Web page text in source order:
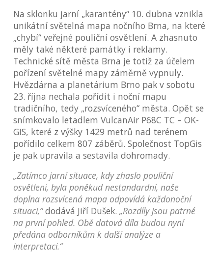
Na sklonku jarní „karantény“ 10. dubna vznikla
unikátní světelná mapa nočního Brna, na které
„chybí“ veřejné pouliční osvětlení. A zhasnuto
měly také některé památky i reklamy.
Technické sítě města Brna je totiž za účelem
pořízení světelné mapy záměrně vypnuly.
Hvězdárna a planetárium Brno pak v sobotu
23. října nechala pořídit i noční mapu
tradičního, tedy „rozsvíceného“ města. Opět se
snímkovalo letadlem VulcanAir P68C TC – OK-
GIS, které z výšky 1429 metrů nad terénem
pořídilo celkem 807 záběrů. Společnost TopGis
je pak upravila a sestavila dohromady.
„Zatímco jarní situace, kdy zhaslo pouliční
osvětlení, byla poněkud nestandardní, naše
doplna rozsvícená mapa odpovídá každonoční
situaci,“dodává Jiří Dušek. „Rozdíly jsou patrné
na první pohled. Obě datová díla budou nyní
předána odborníkům k další analýze a
interpretaci.“